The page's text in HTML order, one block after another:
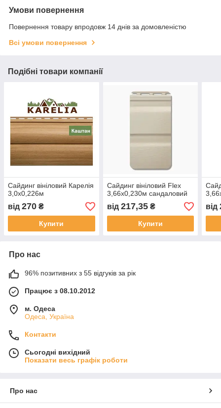
Умови повернення
Повернення товару впродовж 14 днів за домовленістю
Всі умови повернення
Подібні товари компанії
Сайдинг вініловий Карелія
3,0х0,226м
від 270 ₴
Купити
Сайдинг вініловий Flex
3,66х0,230м сандаловий
від 217,35₴
Купити
від
Про нас
96% позитивних з 55 відгуків за рік
Працює з 08.10.2012
м. Одеса
Одеса, Україна
Контакти
Сьогодні вихідний
Показати весь графік роботи
Про нас